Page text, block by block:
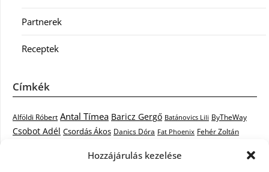
Hozzájárulás kezelése
Partnerek
Receptek
Címkék
Alföldi Róbert Antal Tímea Baricz Gergő Batánovics Lili ByTheWay
Csobot Adél Csordás Ákos Danics Dóra Fat Phoenix Fehér Zoltán
Kovács László Stone